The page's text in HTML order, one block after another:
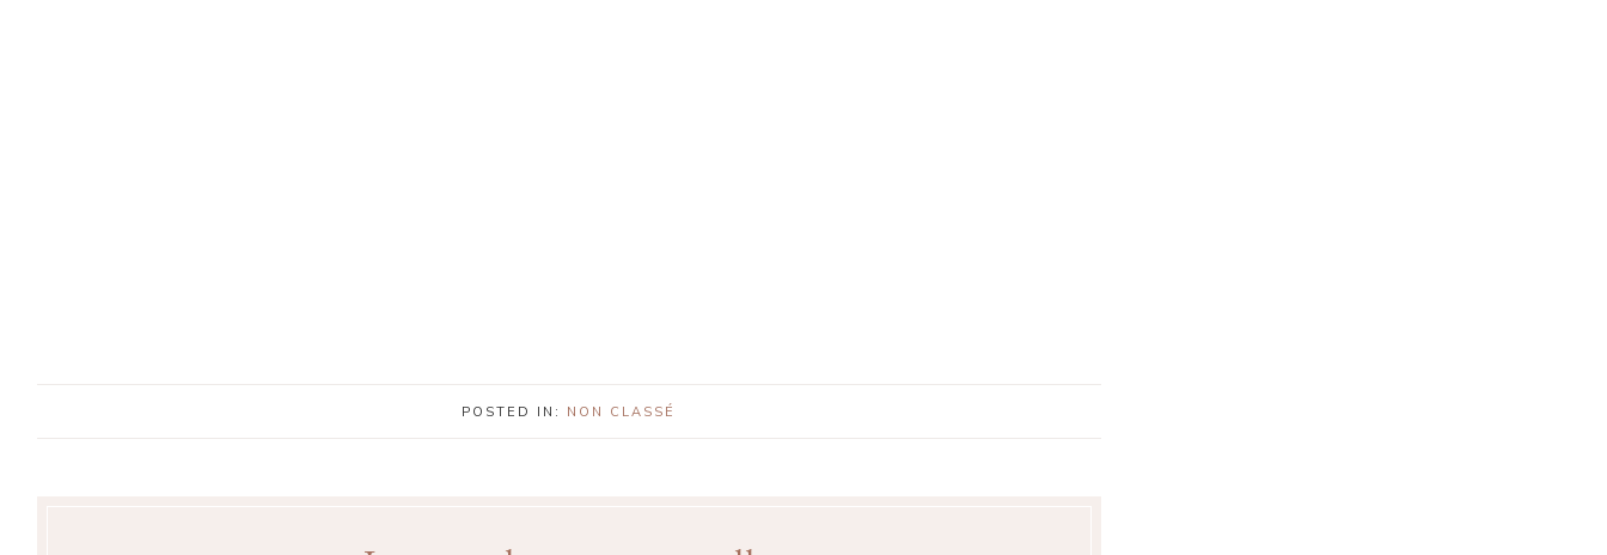
POSTED IN: NON CLASSÉ